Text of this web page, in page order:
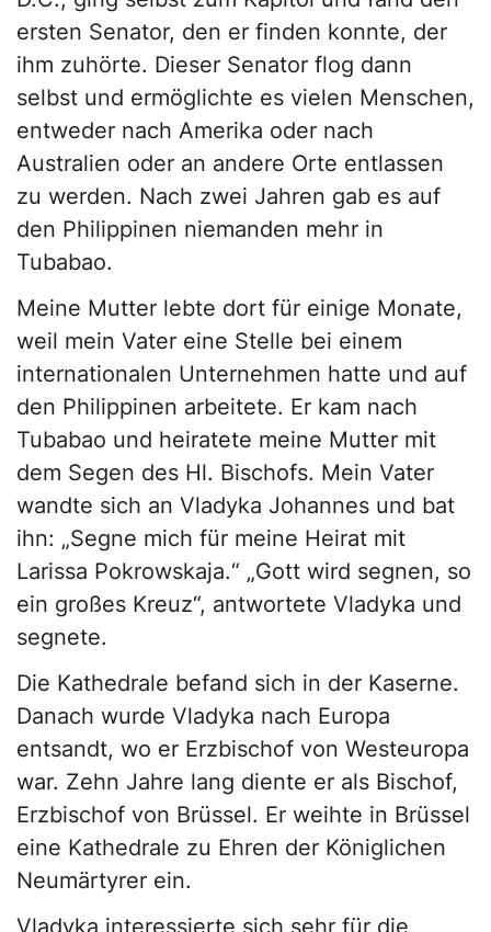
ersten Senator, den er finden konnte, der
ihm zuhörte. Dieser Senator flog dann
selbst und ermöglichte es vielen Menschen,
entweder nach Amerika oder nach
Australien oder an andere Orte entlassen
zu werden. Nach zwei Jahren gab es auf
den Philippinen niemanden mehr in
Tubabao.
Meine Mutter lebte dort für einige Monate,
weil mein Vater eine Stelle bei einem
internationalen Unternehmen hatte und auf
den Philippinen arbeitete. Er kam nach
Tubabao und heiratete meine Mutter mit
dem Segen des Hl. Bischofs. Mein Vater
wandte sich an Vladyka Johannes und bat
ihn: „Segne mich für meine Heirat mit
Larissa Pokrowskaja.“ „Gott wird segnen, so
ein großes Kreuz“, antwortete Vladyka und
segnete.
Die Kathedrale befand sich in der Kaserne.
Danach wurde Vladyka nach Europa
entsandt, wo er Erzbischof von Westeuropa
war. Zehn Jahre lang diente er als Bischof,
Erzbischof von Brüssel. Er weihte in Brüssel
eine Kathedrale zu Ehren der Königlichen
Neumärtyrer ein.